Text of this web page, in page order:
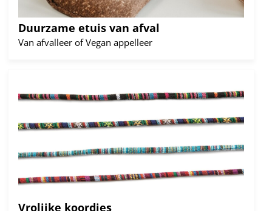
Duurzame etuis van afval
Van afvalleer of Vegan appelleer
Vrolijke koordjes